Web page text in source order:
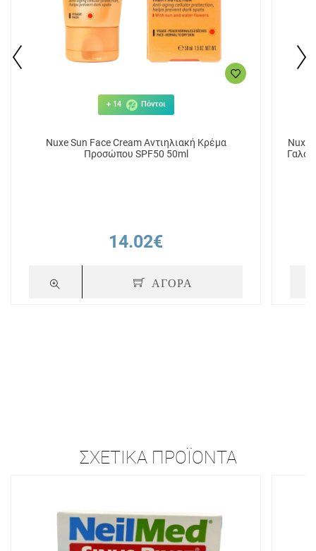
+ 14 Πόντοι
Nuxe Sun Face Cream Αντιηλιακή Κρέμα
Προσώπου SPF50 50ml
14.02€
ΑΓΟΡΑ
Nuxe
ΣΧΕΤΙΚΆ ΠΡΟΪΌΝΤΑ